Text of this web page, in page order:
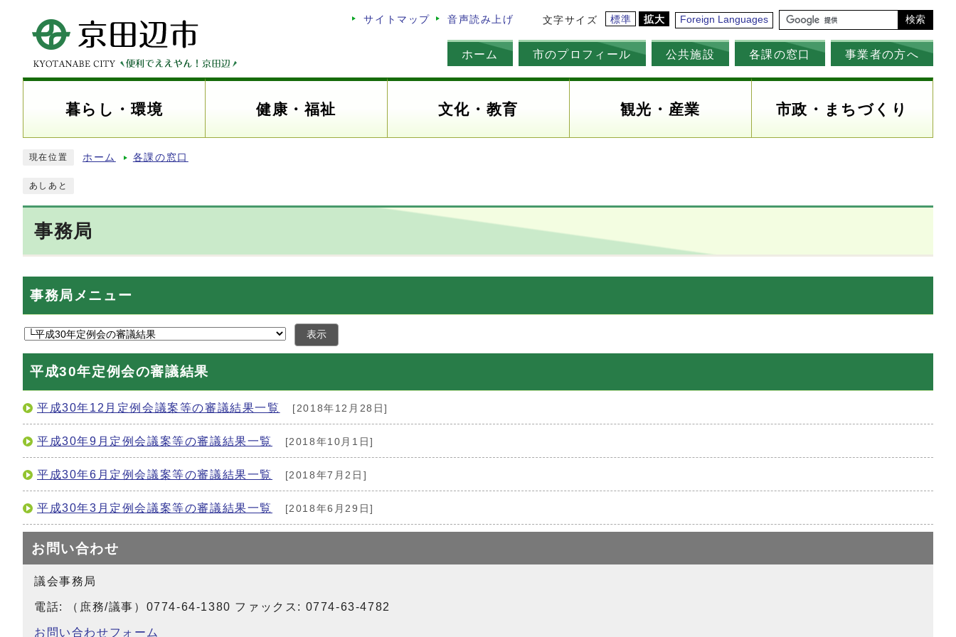
サイトマップ 音声読み上げ 文字サイズ 標準 拡大 Foreign Languages 検索
ホーム 市のプロフィール 公共施設 各課の窓口 事業者の方へ
暮らし・環境 健康・福祉 文化・教育 観光・産業 市政・まちづくり
現在位置 ホーム 各課の窓口
あしあと
事務局
事務局メニュー
表示
平成30年定例会の審議結果
平成30年12月定例会議案等の審議結果一覧 [2018年12月28日]
平成30年9月定例会議案等の審議結果一覧 [2018年10月1日]
平成30年6月定例会議案等の審議結果一覧 [2018年7月2日]
平成30年3月定例会議案等の審議結果一覧 [2018年6月29日]
お問い合わせ
議会事務局
電話: （庶務/議事）0774-64-1380 ファックス: 0774-63-4782
お問い合わせフォーム